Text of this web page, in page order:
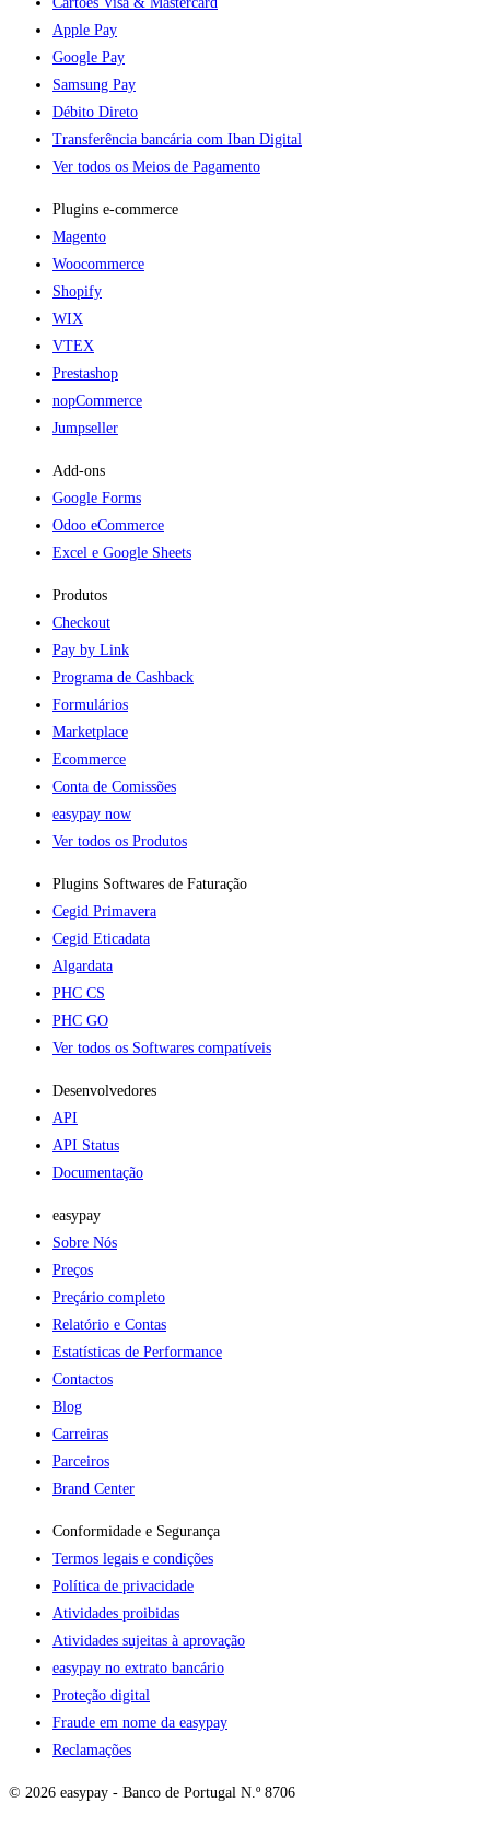
Apple Pay
Google Pay
Samsung Pay
Débito Direto
Transferência bancária com Iban Digital
Ver todos os Meios de Pagamento
Plugins e-commerce​
Magento
Woocommerce
Shopify
WIX
VTEX
Prestashop
nopCommerce
Jumpseller
Add-ons​
Google Forms
Odoo eCommerce
Excel e Google Sheets
Produtos
Checkout
Pay by Link
Programa de Cashback
Formulários
Marketplace
Ecommerce
Conta de Comissões
easypay now
Ver todos os Produtos
Plugins Softwares de Faturação​
Cegid Primavera
Cegid Eticadata
Algardata
PHC CS
PHC GO
Ver todos os Softwares compatíveis
Desenvolvedores
API
API Status
Documentação
easypay
Sobre Nós
Preços
Preçário completo
Relatório e Contas
Estatísticas de Performance
Contactos
Blog
Carreiras
Parceiros
Brand Center
Conformidade e Segurança
Termos legais e condições
Política de privacidade
Atividades proibidas
Atividades sujeitas à aprovação
easypay no extrato bancário
Proteção digital
Fraude em nome da easypay
Reclamações
© 2026 easypay - Banco de Portugal N.º 8706